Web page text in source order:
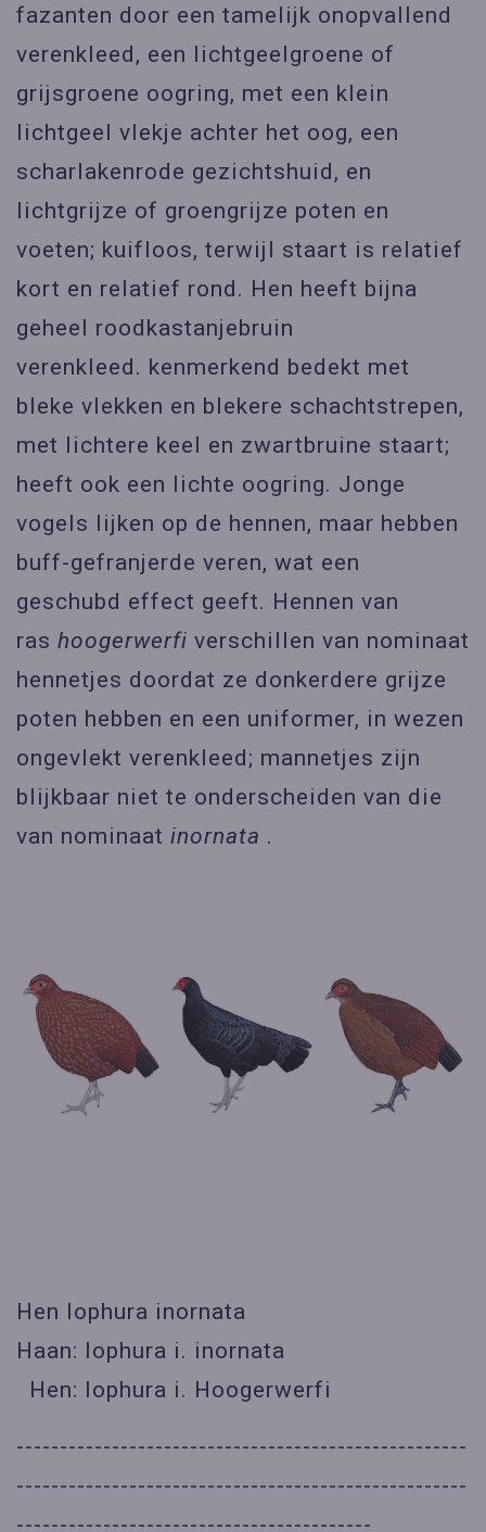
fazanten door een tamelijk onopvallend
verenkleed, een lichtgeelgroene of
grijsgroene oogring, met een klein
lichtgeel vlekje achter het oog, een
scharlakenrode gezichtshuid, en
lichtgrijze of groengrijze poten en
voeten; kuifloos, terwijl staart is relatief
kort en relatief rond. Hen heeft bijna
geheel roodkastanjebruin
verenkleed. kenmerkend bedekt met
bleke vlekken en blekere schachtstrepen,
met lichtere keel en zwartbruine staart;
heeft ook een lichte oogring. Jonge
vogels lijken op de hennen, maar hebben
buff-gefranjerde veren, wat een
geschubd effect geeft. Hennen van
ras hoogerwerfi verschillen van nominaat
hennetjes doordat ze donkerdere grijze
poten hebben en een uniformer, in wezen
ongevlekt verenkleed; mannetjes zijn
blijkbaar niet te onderscheiden van die
van nominaat inornata .
Hen lophura inornata
Haan: lophura i. inornata
Hen: lophura i. Hoogerwerfi
----------------------------------------------------
----------------------------------------------------
-----------------------------------------